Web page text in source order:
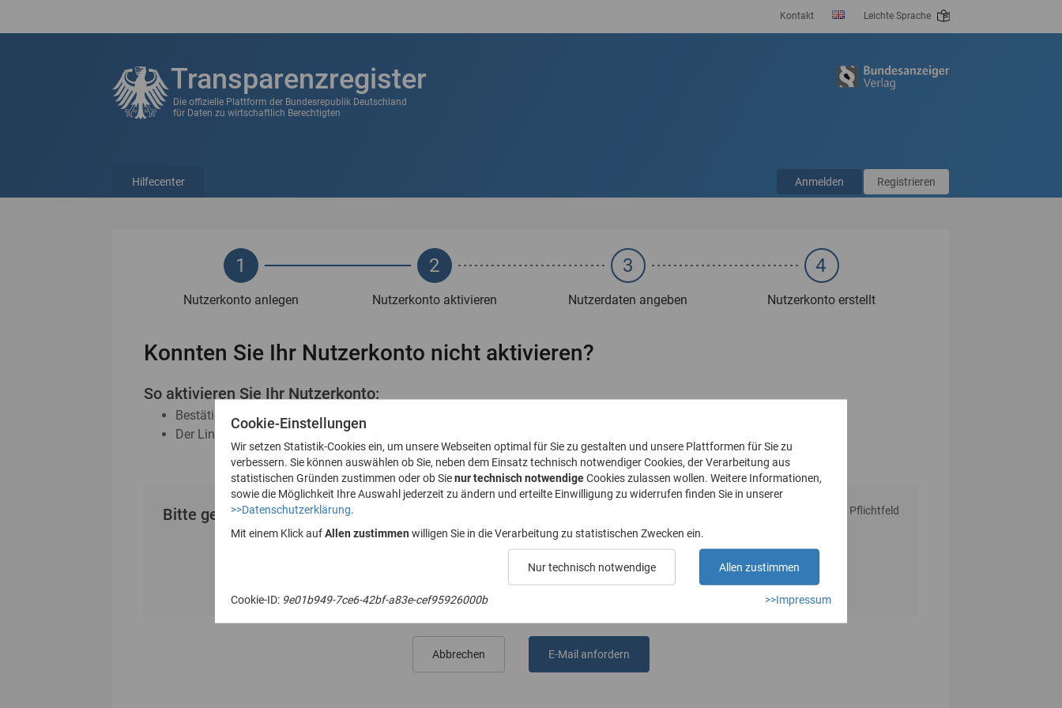
Kontakt Leichte Sprache
Transparenzregister
Die offizielle Plattform der Bundesrepublik Deutschland
für Daten zu wirtschaftlich Berechtigten
Anmelden Registrieren
Hilfecenter
1
Nutzerkonto anlegen
2
Nutzerkonto aktivieren
3
Nutzerdaten angeben
4
Nutzerkonto erstellt
Konnten Sie Ihr Nutzerkonto nicht aktivieren?
So aktivieren Sie Ihr Nutzerkonto:
Bestätigen Sie den erhaltenen Aktivierungslink
Der Link ist 24 Stunden gültig
* Pflichtfeld
Bitte geben Sie Ihre E-Mail-Adresse an
Cookie-Einstellungen
Wir setzen Statistik-Cookies ein, um unsere Webseiten optimal für Sie zu gestalten und unsere Plattformen für Sie zu
verbessern. Sie können auswählen ob Sie, neben dem Einsatz technisch notwendiger Cookies, der Verarbeitung aus
statistischen Gründen zustimmen oder ob Sienur technisch notwendigeCookies zulassen wollen. Weitere Informationen,
sowie die Möglichkeit Ihre Auswahl jederzeit zu ändern und erteilte Einwilligung zu widerrufen finden Sie in unserer
>>Datenschutzerklärung.
Mit einem Klick aufAllen zustimmen willigen Sie in die Verarbeitung zu statistischen Zwecken ein.
Nur technisch notwendige Allen zustimmen
Cookie-ID: 9e01b949-7ce6-42bf-a83e-cef95926000b >>Impressum